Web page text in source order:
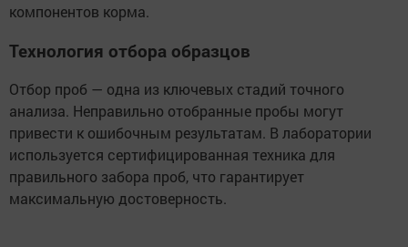
компонентов корма.
Технология отбора образцов
Отбор проб — одна из ключевых стадий точного
анализа. Неправильно отобранные пробы могут
привести к ошибочным результатам. В лаборатории
используется сертифицированная техника для
правильного забора проб, что гарантирует
максимальную достоверность.